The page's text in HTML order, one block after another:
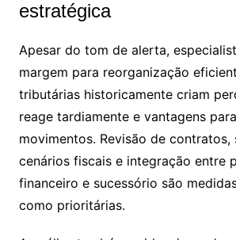
estratégica
Apesar do tom de alerta,
margem para reorganização
tributárias historicamente criam
reage tardiamente e vantagens
movimentos. Revisão de contratos,
cenários fiscais e integração entre
financeiro e sucessório são
como prioritárias.